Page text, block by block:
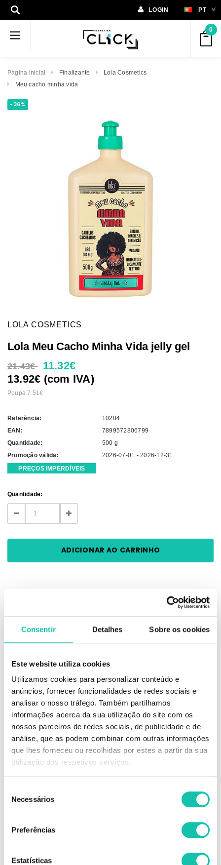
Consentir Detalhes Sobre os cookies
Este website utiliza cookies
Utilizamos cookies para personalizar conteúdo e
anúncios, fornecer funcionalidades de redes sociais e
analisar o nosso tráfego. Também partilhamos
informações acerca da sua utilização do site com os
nossos parceiros de redes sociais, de publicidade e de
análise, que as podem combinar com outras informações
que lhes forneceu ou recolhidas por estes a partir da sua
utilização dos respetivos serviços.
Necessários
Preferências
Estatísticas
LOGIN PT
0
Página inicial Finalizante
Lola Cosmetics
Meu cacho minha vida
-36%
LOLA COSMETICS
Lola Meu Cacho Minha Vida jelly gel
21.43€ 11.32€
13.92€ (com IVA)
Poupa 7.51€
Referência:
10204
EAN:
7899572806799
Quantidade:
500 g
Promoção válida:
2026-07-01 - 2026-12-31
PREÇOS IMPERDÍVEIS
Current
Stock:
Quantidade:
DECREASE
QUANTITY:
INCREASE
QUANTITY:
DESCRIÇÃO
INFORMAÇÃO
INGREDIENTES
Gel ativador de cachos que proporciona um acabamento livre de frizz.
prevenindo os estragos que a perda de humidade pode causar nos
cabelos.
PROPRIEDADES FÍSICO-QUÍMICAS:
pH 6,2
Comprar Finalizante Meu cacho minha vida LOLA COSMETICS MELHOR
PREÇO | Comprar LOLA COSMETICS Finalizante Meu cacho minha vida
MELHOR PREÇO | Finalizante LOLA COSMETICS Meu cacho minha vida